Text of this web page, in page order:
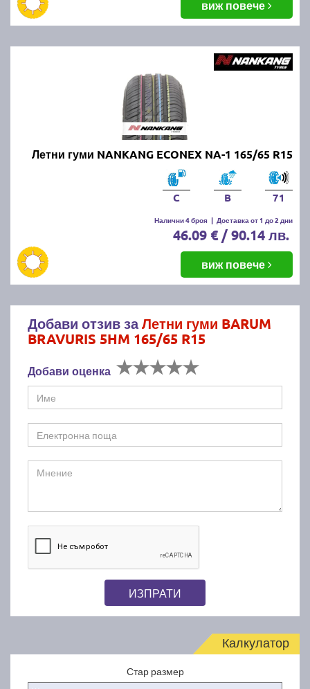
виж повече
Летни гуми NANKANG ECONEX NA-1 165/65 R15
C B 71
Налични 4 броя | Доставка от 1 до 2 дни
46.09 € / 90.14 лв.
виж повече
Добави отзив заЛетни гуми BARUM
BRAVURIS 5HM 165/65 R15
Добави оценка
ИЗПРАТИ
Калкулатор
Стар размер